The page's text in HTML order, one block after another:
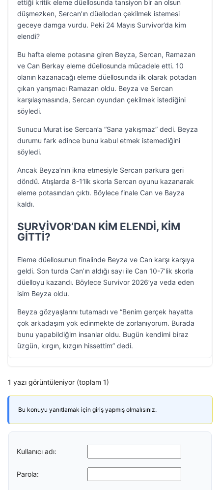
ettiği kritik eleme düellosunda tansiyon bir an olsun
düşmezken, Sercan’ın düellodan çekilmek istemesi
geceye damga vurdu. Peki 24 Mayıs Survivor’da kim
elendi?
Bu hafta eleme potasına giren Beyza, Sercan, Ramazan
ve Can Berkay eleme düellosunda mücadele etti. 10
olanın kazanacağı eleme düellosunda ilk olarak potadan
çıkan yarışmacı Ramazan oldu. Beyza ve Sercan
karşılaşmasında, Sercan oyundan çekilmek istediğini
söyledi.
Sunucu Murat ise Sercan’a “Sana yakışmaz” dedi. Beyza
durumu fark edince bunu kabul etmek istemediğini
söyledi.
Ancak Beyza’nın ikna etmesiyle Sercan parkura geri
döndü. Atışlarda 8-1’lik skorla Sercan oyunu kazanarak
eleme potasından çıktı. Böylece finale Can ve Bayza
kaldı.
SURVİVOR’DAN KİM ELENDİ, KİM
GİTTİ?
Eleme düellosunun finalinde Beyza ve Can karşı karşıya
geldi. Son turda Can’ın aldığı sayı ile Can 10-7’lik skorla
düelloyu kazandı. Böylece Survivor 2026’ya veda eden
isim Beyza oldu.
Beyza gözyaşlarını tutamadı ve “Benim gerçek hayatta
çok arkadaşım yok edinmekte de zorlanıyorum. Burada
bunu yapabildiğim insanlar oldu. Bugün kendimi biraz
üzgün, kırgın, kızgın hissettim” dedi.
1 yazı görüntüleniyor (toplam 1)
Bu konuyu yanıtlamak için giriş yapmış olmalısınız.
Kullanıcı adı:
Parola: